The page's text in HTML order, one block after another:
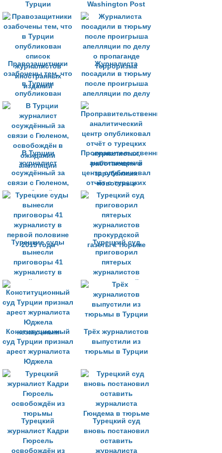
Турции
Washington Post
Правозащитники
озабочены тем, что
в Турции
опубликован
список
журналистов
иностранных
изданий
Журналиста
посадили в тюрьму
после проигрыша
апелляции по делу
терроризма
В Турции
журналист
осуждённый за
связи с Гюленом,
освобождён в
ожидании
апелляции
Проправительственный
аналитический
центр опубликовал
отчёт о турецких
журналистах,
работающих в
зарубежных
новостных
агентствах
Турецкие суды
вынесли
приговоры 41
журналисту в
первой половине
2019 года
Турецкий суд
приговорил
пятерых
журналистов
прокурдской
газеты к тюрьме
Конституционный
суд Турции признал
арест журналиста
Юджела
незаконным
Трёх журналистов
выпустили из
тюрьмы в Турции
Турецкий
журналист Кадри
Гюрсель
освобождён из
Турецкий суд
вновь постановил
оставить
журналиста